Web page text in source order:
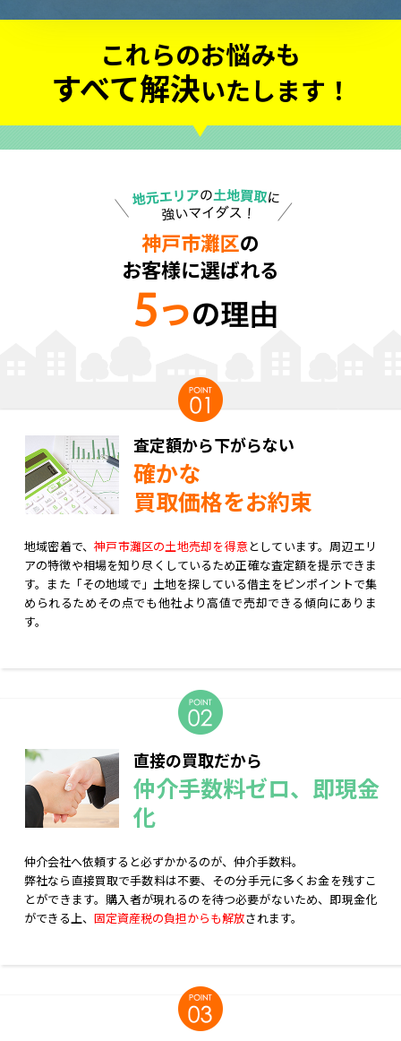
これらのお悩みも
すべて解決いたします！
神戸市灘区の
お客様に選ばれる
査定額から下がらない
確かな
買取価格をお約束
地域密着で、神戸市灘区の土地売却を得意 としています。周辺エリ
アの特徴や相場を知り尽くしているため正確な査定額を提示できま
す。また「その地域で」土地を探している借主をピンポイントで集
められるためその点でも他社より高値で売却できる傾向にありま
す。
直接の買取だから
仲介手数料ゼロ、即現金
化
仲介会社へ依頼すると必ずかかるのが、仲介手数料。
弊社なら直接買取で手数料は不要、その分手元に多くお金を残すこ
とができます。購入者が現れるのを待つ必要がないため、即現金化
ができる上、 固定資産税の負担からも解放されます。